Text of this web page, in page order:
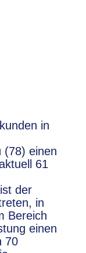
in
(78) einen
61
der
in
Bereich
einen
70